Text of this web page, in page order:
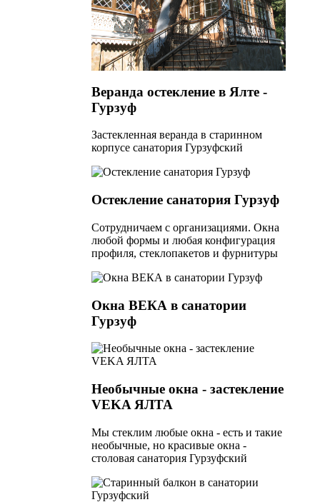
Веранда остекление в Ялте -
Гурзуф
Застекленная веранда в старинном
корпусе санатория Гурзуфский
Остекление санатория Гурзуф
Сотрудничаем с организациями. Окна
любой формы и любая конфигурация
профиля, стеклопакетов и фурнитуры
Окна ВЕКА в санатории
Гурзуф
Необычные окна - застекление
VEKA ЯЛТА
Мы стеклим любые окна - есть и такие
необычные, но красивые окна -
столовая санатория Гурзуфский